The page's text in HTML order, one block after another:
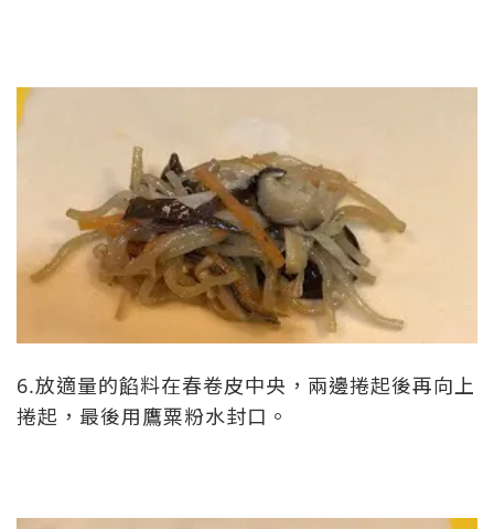
6.放適量的餡料在春卷皮中央，兩邊捲起後再向上
捲起，最後用鷹粟粉水封口。